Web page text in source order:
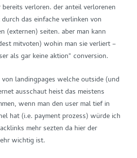
verloren. der anteil verlorenen
das einfache verlinken von
(externen) seiten. aber man kann
mitvoten) wohin man sie verliert –
als gar keine aktion“ conversion.
landingpages welche outside (und
ausschaut heist das meistens
wenn man den user mal tief in
hat (i.e. payment prozess) würde ich
mehr sezten da hier der
wichtig ist.